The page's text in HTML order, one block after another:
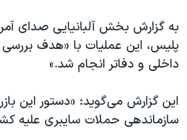
به گزارش بخش آلبانیایی صدای
پلیس، این عملیات با «هدف
داخلی و دفاتر انجام شد.»
این گزارش می‌گوید: «دستور این
سازماندهی حملات سایبری علیه